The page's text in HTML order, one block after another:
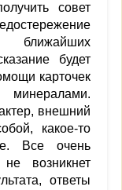
совет
ближайших
будет
карточек
внешний
какое-то
Все очень
возникнет
ответы